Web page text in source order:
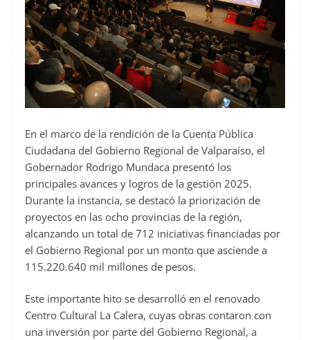
En el marco de la rendición de la Cuenta Pública
Ciudadana del Gobierno Regional de Valparaíso, el
Gobernador Rodrigo Mundaca presentó los
principales avances y logros de la gestión 2025.
Durante la instancia, se destacó la priorización de
proyectos en las ocho provincias de la región,
alcanzando un total de 712 iniciativas financiadas por
el Gobierno Regional por un monto que asciende a
115.220.640 mil millones de pesos.
Este importante hito se desarrolló en el renovado
Centro Cultural La Calera, cuyas obras contaron con
una inversión por parte del Gobierno Regional, a